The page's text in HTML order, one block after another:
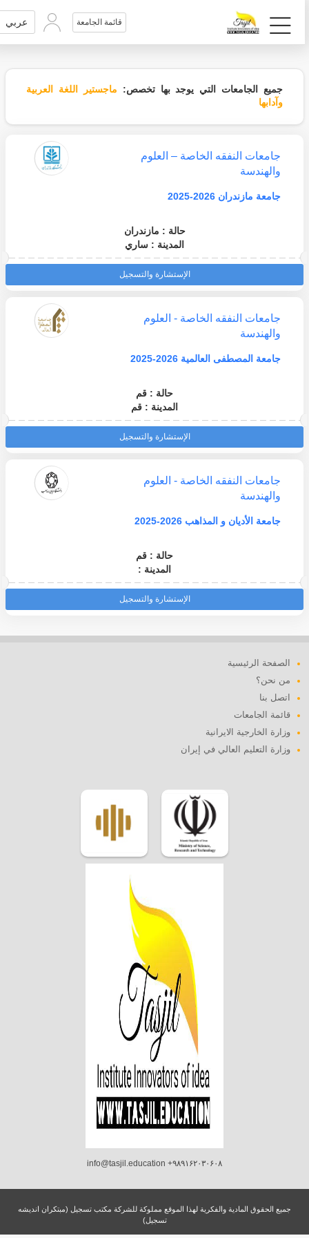
قائمة الجامعة عربي
جميع الجامعات التي يوجد بها تخصص:
ماجستير اللغة العربية
وآدابها
جامعات النفقه الخاصة – العلوم
والهندسة
جامعة مازندران 2026-2025
حالة : مازندران
المدينة : ساري
الإستشارة والتسجيل
جامعات النفقه الخاصة - العلوم
والهندسة
جامعة المصطفى العالمية 2026-2025
حالة : قم
المدينة : قم
الإستشارة والتسجيل
جامعات النفقه الخاصة - العلوم
والهندسة
جامعة الأديان و المذاهب 2026-2025
حالة : قم
المدينة :
الإستشارة والتسجيل
الصفحة الرئيسية
من نحن؟
اتصل بنا
قائمة الجامعات
وزارة الخارجية الايرانية
وزارة التعليم العالي في إيران
info@tasjil.education +۹۸۹۱۶۲۰۳۰۶۰۸
جميع الحقوق المادية والفكرية لهذا الموقع مملوكة للشركة مكتب تسجيل (مبتکران اندیشه
تسجیل)